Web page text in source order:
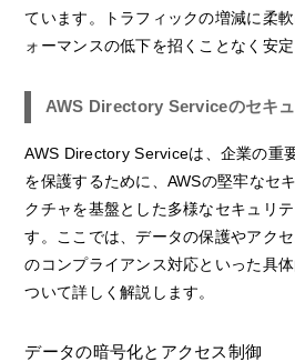
ています。トラフィックの増減に柔
ォーマンスの低下を招くことなく安
AWS Directory Serviceのセキ
AWS Directory Serviceは、企業の重
を保護するために、AWSの堅牢なセ
クチャを基盤とした多様なセキュリ
す。ここでは、データの保護やアク
のコンプライアンス対応といった具
ついて詳しく解説します。
データの暗号化とアクセス制御